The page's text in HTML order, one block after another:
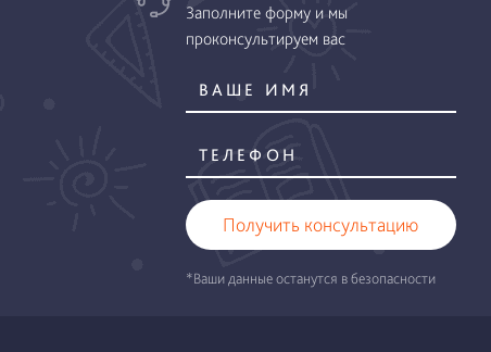
Заполните форму и мы
проконсультируем вас
Получить консультацию
*Ваши данные останутся в безопасности